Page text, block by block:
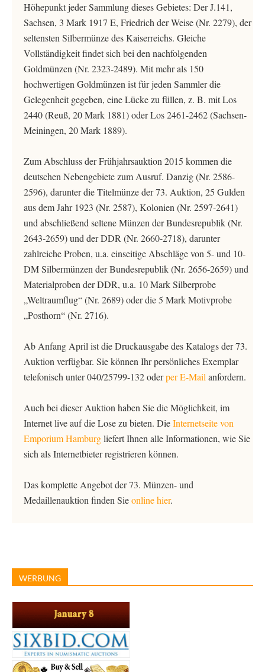
Höhepunkt jeder Sammlung dieses Gebietes: Der J.141,
Sachsen, 3 Mark 1917 E, Friedrich der Weise (Nr. 2279), der
seltensten Silbermünze des Kaiserreichs. Gleiche
Vollständigkeit findet sich bei den nachfolgenden
Goldmünzen (Nr. 2323-2489). Mit mehr als 150
hochwertigen Goldmünzen ist für jeden Sammler die
Gelegenheit gegeben, eine Lücke zu füllen, z. B. mit Los
2440 (Reuß, 20 Mark 1881) oder Los 2461-2462 (Sachsen-
Meiningen, 20 Mark 1889).
Zum Abschluss der Frühjahrsauktion 2015 kommen die
deutschen Nebengebiete zum Ausruf. Danzig (Nr. 2586-
2596), darunter die Titelmünze der 73. Auktion, 25 Gulden
aus dem Jahr 1923 (Nr. 2587), Kolonien (Nr. 2597-2641)
und abschließend seltene Münzen der Bundesrepublik (Nr.
2643-2659) und der DDR (Nr. 2660-2718), darunter
zahlreiche Proben, u.a. einseitige Abschläge von 5- und 10-
DM Silbermünzen der Bundesrepublik (Nr. 2656-2659) und
Materialproben der DDR, u.a. 10 Mark Silberprobe
„Weltraumflug“ (Nr. 2689) oder die 5 Mark Motivprobe
„Posthorn“ (Nr. 2716).
Ab Anfang April ist die Druckausgabe des Katalogs der 73.
Auktion verfügbar. Sie können Ihr persönliches Exemplar
telefonisch unter 040/25799-132 oderper E-Mail anfordern.
Auch bei dieser Auktion haben Sie die Möglichkeit, im
Internet live auf die Lose zu bieten. DieInternetseite von
Emporium Hamburgliefert Ihnen alle Informationen, wie Sie
sich als Internetbieter registrieren können.
Das komplette Angebot der 73. Münzen- und
Medaillenauktion finden Sieonline hier.
WERBUNG